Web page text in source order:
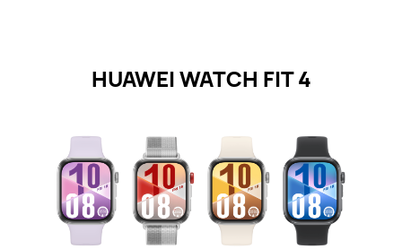
HUAWEI WATCH FIT 4